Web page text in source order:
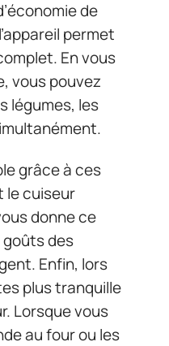
de
permet
En vous
vous pouvez
légumes, les
grâce à ces
le cuiseur
donne ce
goûts des
Enfin, lors
plus tranquille
Lorsque vous
au four ou les